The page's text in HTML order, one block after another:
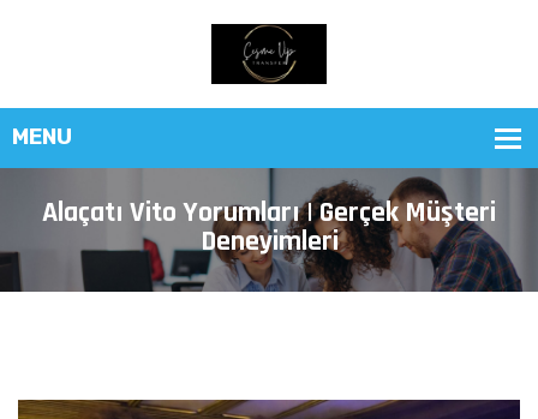
Alaçatı Vito Yorumları | Gerçek Müşteri
Deneyimleri